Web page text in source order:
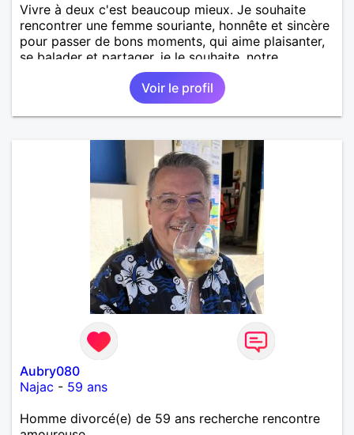
Vivre à deux c'est beaucoup mieux. Je souhaite
rencontrer une femme souriante, honnête et sincère
pour passer de bons moments, qui aime plaisanter,
se balader et partager, je le souhaite, notre
complicité. J'aime beaucoup les chantiers de
randonnée pour se défouler, se relaxer, se détendre
et finalement prendre du bon temps. C'est difficile
de tout dire en quelques lignes. En revanche, vous
d'informations. A bientôt
Voir le profil
Aubry080
Najac - 59 ans
Homme divorcé(e) de 59 ans recherche rencontre